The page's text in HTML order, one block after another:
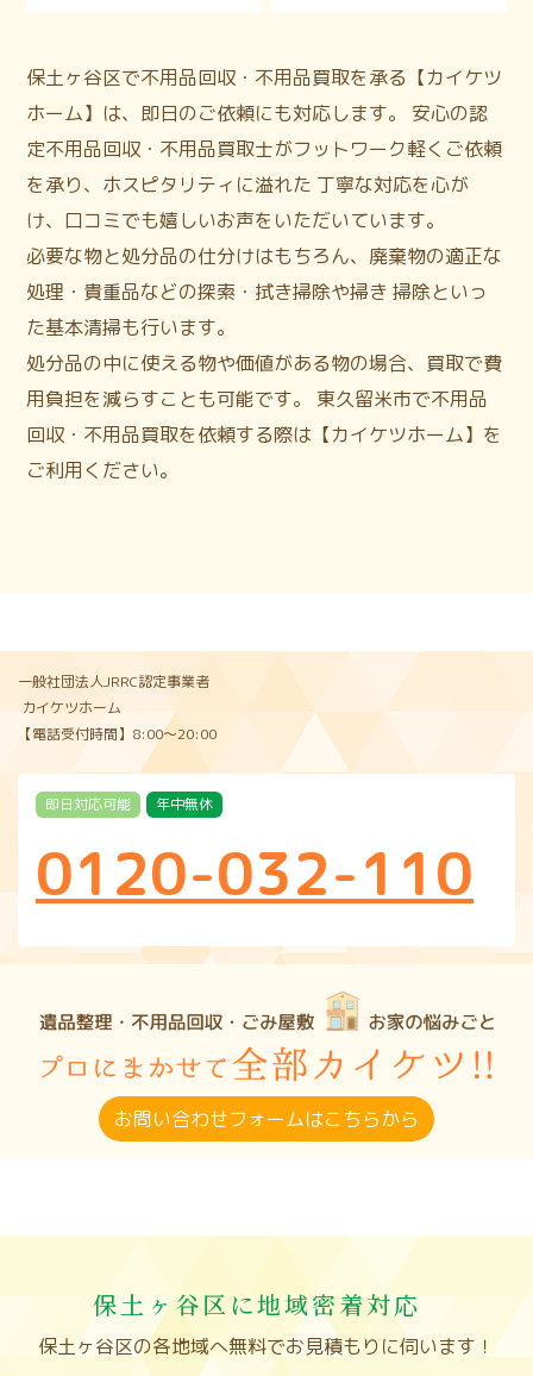
保土ヶ谷区で不用品回収・不用品買取を承る【カイケツ
ホーム】は、即日のご依頼にも対応します。 安心の認
定不用品回収・不用品買取士がフットワーク軽くご依頼
を承り、ホスピタリティに溢れた 丁寧な対応を心が
け、口コミでも嬉しいお声をいただいています。
必要な物と処分品の仕分けはもちろん、廃棄物の適正な
処理・貴重品などの探索・拭き掃除や掃き 掃除といっ
た基本清掃も行います。
処分品の中に使える物や価値がある物の場合、買取で費
用負担を減らすことも可能です。 東久留米市で不用品
回収・不用品買取を依頼する際は【カイケツホーム】を
ご利用ください。
一般社団法人JRRC認定事業者
カイケツホーム
【電話受付時間】8:00〜20:00
即日対応可能 年中無休
0120-032-110
お問い合わせフォームはこちらから
保土ヶ谷区に地域密着対応
保土ヶ谷区の各地域へ無料でお見積もりに伺います！